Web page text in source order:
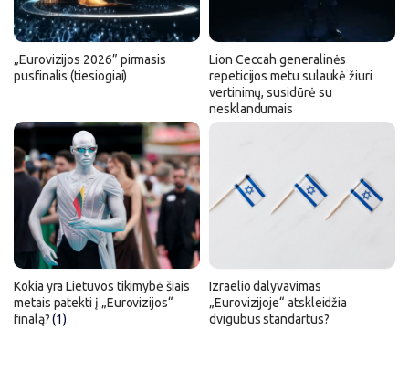
„Eurovizijos 2026” pirmasis
pusfinalis (tiesiogiai)
Lion Ceccah generalinės
repeticijos metu sulaukė žiuri
vertinimų, susidūrė su
nesklandumais
Kokia yra Lietuvos tikimybė šiais
metais patekti į „Eurovizijos“
finalą?(1)
Izraelio dalyvavimas
„Eurovizijoje“ atskleidžia
dvigubus standartus?